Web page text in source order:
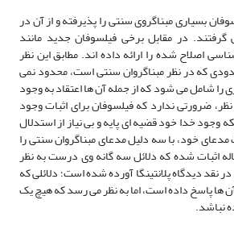
بسیاری مبناگروی سنتی را پذیرفته و از آن در
گرفتند. در مقابل برخی فیلسوفان جدید مانند
اصلاح شده را ارائه داده اند. مطابق این نظر
که در نظر مبناگروان سنتی است، محدود نمی
را شامل می شود که از جمله آن ها اعتقاد به وجود
ضرورتی ندارد که فیلسوفان برای اثبات وجود
وجود خدا خود قضیه ای پایه و بی نیاز از استدلال
مدعای خود، با سه دلیل مدعای مبناگروان سنتی را
اثبات شده که دلائل سه گانه وی درست به نظر
دیدگاه پلانتینگا آورده شده است؛ دلائلی که
آن ها پاسخ داده است، اما به نظر می رسد که هیچ یک
نباشد.